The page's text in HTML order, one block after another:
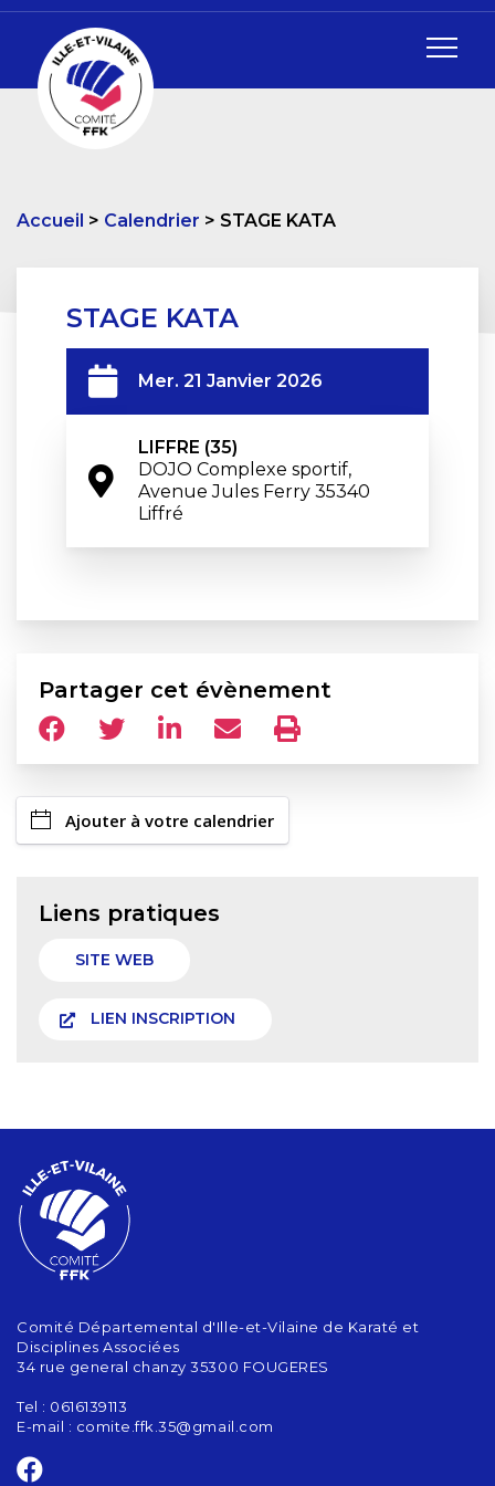
Accueil Calendrier STAGE KATA
STAGE KATA
Mer. 21 Janvier 2026
LIFFRE (35)
DOJO Complexe sportif,
Avenue Jules Ferry 35340
Liffré
Partager cet évènement
Ajouter à votre calendrier
Liens pratiques
SITE WEB
LIEN INSCRIPTION
Comité Départemental d'Ille-et-Vilaine de Karaté et
Disciplines Associées
34 rue general chanzy 35300 FOUGERES
Tel : 0616139113
E-mail : comite.ffk.35@gmail.com